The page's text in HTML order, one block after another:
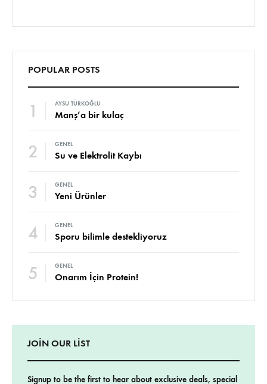
POPULAR POSTS
1 AYSU TÜRKOĞLU
Manş’a bir kulaç
2 GENEL
Su ve Elektrolit Kaybı
3 GENEL
Yeni Ürünler
4 GENEL
Sporu bilimle destekliyoruz
5 GENEL
Onarım İçin Protein!
JOIN OUR LIST
Signup to be the first to hear about exclusive deals, special